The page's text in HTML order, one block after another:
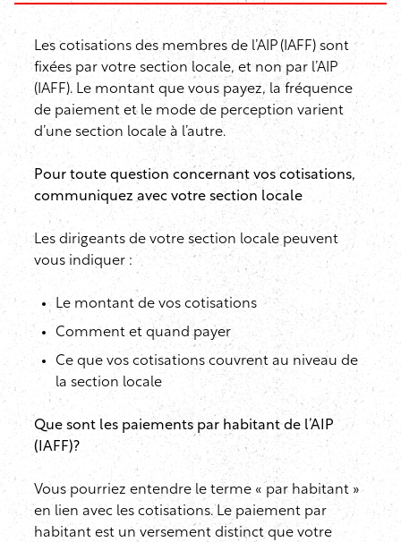
Les cotisations des membres de l’AIP (IAFF) sont
fixées par votre section locale, et non par l’AIP
(IAFF). Le montant que vous payez, la fréquence
de paiement et le mode de perception varient
d’une section locale à l’autre.
Pour toute question concernant vos cotisations,
communiquez avec votre section locale
Les dirigeants de votre section locale peuvent
vous indiquer :
Le montant de vos cotisations
Comment et quand payer
Ce que vos cotisations couvrent au niveau de
la section locale
Que sont les paiements par habitant de l’AIP
(IAFF)?
Vous pourriez entendre le terme « par habitant »
en lien avec les cotisations. Le paiement par
habitant est un versement distinct que votre